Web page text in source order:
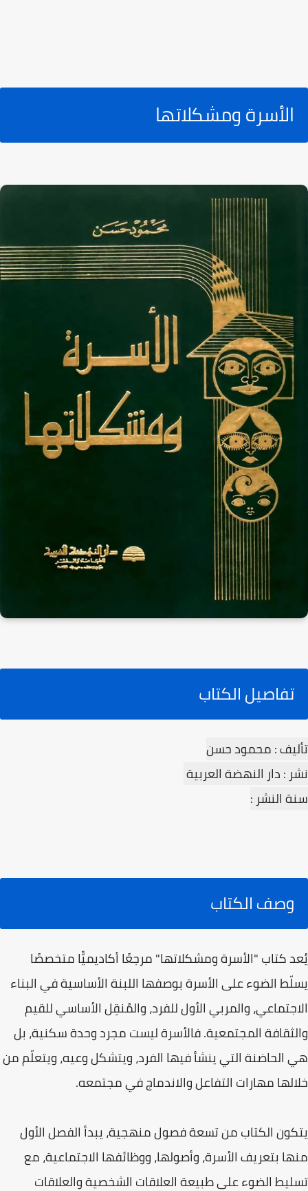
الأسرة ومشكلاتها
تفاصيل الكتاب
تأليف : محمود حسن
نشر : دار النهضة العربية
سنة النشر :
وصف الكتاب
يُعد كتاب "الأسرة ومشكلاتها" مرجعًا أكاديميًّا متخصصًا
يسلّط الضوء على الأسرة بوصفها اللبنة الأساسية في البناء
الاجتماعي، والمربي الأول للفرد، والمُنقِل الأساسي للقيم
والثقافة المجتمعية. فالأسرة ليست مجرد وحدة سكنية، بل
هي الحاضنة التي ينشأ فيها الفرد، ويتشكل وعيه، ويتعلّم من
خلالها مهارات التفاعل والاندماج في مجتمعه.
يتكون الكتاب من تسعة فصول منهجية، يبدأ الفصل الأول
منها بتعريف الأسرة، وأصولها، ووظائفها الاجتماعية، مع
تسليط الضوء على طبيعة العلاقات الشخصية والعلاقات